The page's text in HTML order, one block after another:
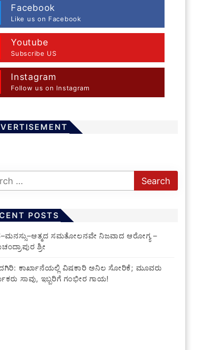
Facebook
Like us on Facebook
Youtube
Subscribe US
Instagram
Follow us on Instagram
POSTS
ಸಮತೋಲನವೇ ನಿಜವಾದ ಆರೋಗ್ಯ –
ಶ್ರೀ
ಕಾರ್ಖಾನೆಯಲ್ಲಿ ವಿಷಕಾರಿ ಅನಿಲ ಸೋರಿಕೆ; ಮೂವರು
ಸಾವು, ಇಬ್ಬರಿಗೆ ಗಂಭೀರ ಗಾಯ!